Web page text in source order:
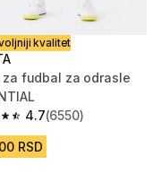
kvalitet
za fudbal za odrasle
4.7
5 zvezdica from 6550
(6550)
RSD